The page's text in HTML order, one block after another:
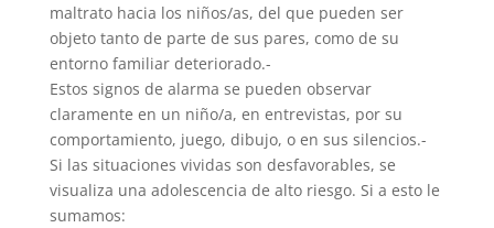
maltrato hacia los niños/as, del que pueden ser
objeto tanto de parte de sus pares, como de su
entorno familiar deteriorado.-
Estos signos de alarma se pueden observar
claramente en un niño/a, en entrevistas, por su
comportamiento, juego, dibujo, o en sus silencios.-
Si las situaciones vividas son desfavorables, se
visualiza una adolescencia de alto riesgo. Si a esto le
sumamos: